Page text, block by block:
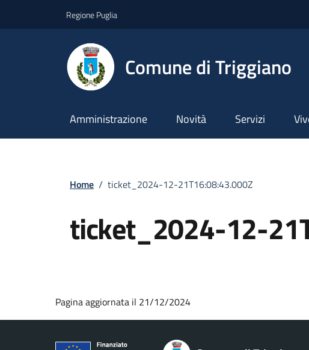
Regione Puglia
Comune di Triggiano
Amministrazione Novità Servizi
Home / ticket_2024-12-21T16:08:43.000Z
ticket_2024-12-
Pagina aggiornata il 21/12/2024